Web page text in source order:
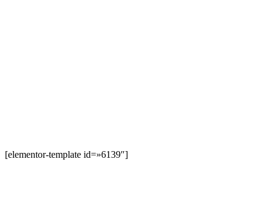
[elementor-template id=»6139″]